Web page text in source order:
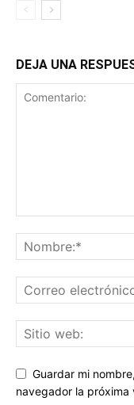
DEJA UNA
Guardar mi
navegador la próxima